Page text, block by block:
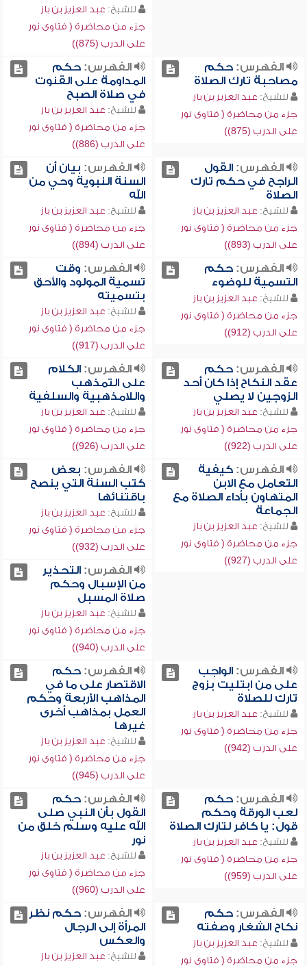
للشيخ: عبد العزيز بن باز
جزء من محاضرة ( فتاوى نور
على الدرب (875))
الفهرس:حكم
مصاحبة تارك الصلاة
للشيخ: عبد العزيز بن باز
جزء من محاضرة ( فتاوى نور
على الدرب (875))
الفهرس:حكم
المداومة على القنوت
في صلاة الصبح
للشيخ: عبد العزيز بن باز
جزء من محاضرة ( فتاوى نور
على الدرب (886))
الفهرس:القول
الراجح في حكم تارك
الصلاة
للشيخ: عبد العزيز بن باز
جزء من محاضرة ( فتاوى نور
على الدرب (893))
الفهرس: بيان أن
السنة النبوية وحي من
الله
للشيخ: عبد العزيز بن باز
جزء من محاضرة ( فتاوى نور
على الدرب (894))
الفهرس:حكم
التسمية للوضوء
للشيخ: عبد العزيز بن باز
جزء من محاضرة ( فتاوى نور
على الدرب (912))
الفهرس: وقت
تسمية المولود والأحق
بتسميته
للشيخ: عبد العزيز بن باز
جزء من محاضرة ( فتاوى نور
على الدرب (917))
الفهرس:حكم
عقد النكاح إذا كان أحد
الزوجين لا يصلي
للشيخ: عبد العزيز بن باز
جزء من محاضرة ( فتاوى نور
على الدرب (922))
الفهرس:الكلام
على التمذهب
واللامذهبية والسلفية
للشيخ: عبد العزيز بن باز
جزء من محاضرة ( فتاوى نور
على الدرب (926))
الفهرس:كيفية
التعامل مع الابن
المتهاون بأداء الصلاة مع
الجماعة
للشيخ: عبد العزيز بن باز
جزء من محاضرة ( فتاوى نور
على الدرب (927))
الفهرس: بعض
كتب السنة التي ينصح
باقتنائها
للشيخ: عبد العزيز بن باز
جزء من محاضرة ( فتاوى نور
على الدرب (932))
الفهرس:التحذير
من الإسبال وحكم
صلاة المسبل
للشيخ: عبد العزيز بن باز
جزء من محاضرة ( فتاوى نور
على الدرب (940))
الفهرس:الواجب
على من ابتليت بزوج
تارك للصلاة
للشيخ: عبد العزيز بن باز
جزء من محاضرة ( فتاوى نور
على الدرب (942))
الفهرس:حكم
الاقتصار على ما في
المذاهب الأربعة وحكم
العمل بمذاهب أخرى
غيرها
للشيخ: عبد العزيز بن باز
جزء من محاضرة ( فتاوى نور
على الدرب (945))
الفهرس:حكم
لعب الورقة وحكم
قول: يا كافر لتارك الصلاة
للشيخ: عبد العزيز بن باز
جزء من محاضرة ( فتاوى نور
على الدرب (959))
الفهرس:حكم
القول بأن النبي صلى
الله عليه وسلم خلق من
نور
للشيخ: عبد العزيز بن باز
جزء من محاضرة ( فتاوى نور
على الدرب (960))
الفهرس:حكم
نكاح الشغار وصفته
للشيخ: عبد العزيز بن باز
جزء من محاضرة ( فتاوى نور
الفهرس:حكم نظر
المرأة إلى الرجال
والعكس
للشيخ: عبد العزيز بن باز